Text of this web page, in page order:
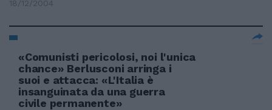
18/12/2004
«Comunisti pericolosi, noi l'unica
chance» Berlusconi arringa i
suoi e attacca: «L'Italia è
insanguinata da una guerra
civile permanente»